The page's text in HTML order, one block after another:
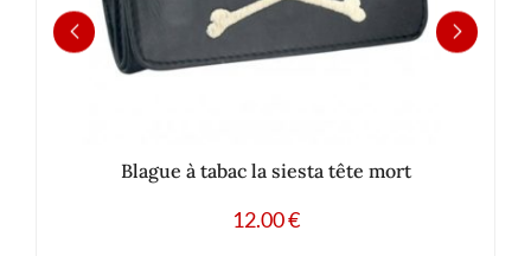
Blague à tabac la siesta tête mort
12.00€